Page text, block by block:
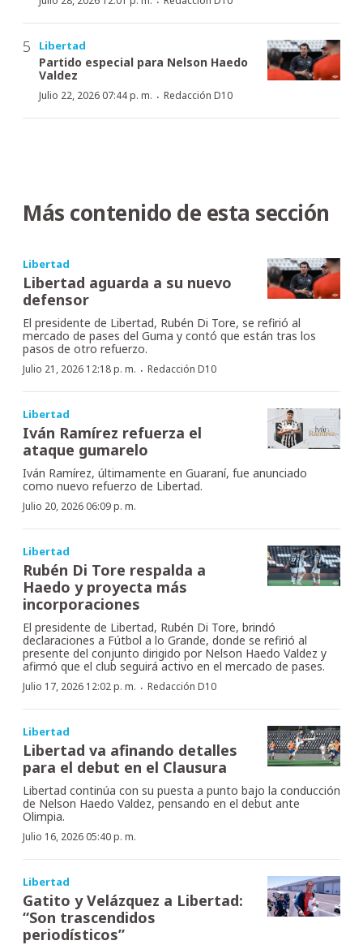
Libertad
Partido especial para Nelson Haedo
Valdez
Julio 22, 2026 07:44 p. m. · Redacción D10
Más contenido de esta sección
Libertad
Libertad aguarda a su nuevo
defensor
El presidente de Libertad, Rubén Di Tore, se refirió al
mercado de pases del Guma y contó que están tras los
pasos de otro refuerzo.
Julio 21, 2026 12:18 p. m. · Redacción D10
Libertad
Iván Ramírez refuerza el
ataque gumarelo
Iván Ramírez, últimamente en Guaraní, fue anunciado
como nuevo refuerzo de Libertad.
Julio 20, 2026 06:09 p. m.
Libertad
Rubén Di Tore respalda a
Haedo y proyecta más
incorporaciones
El presidente de Libertad, Rubén Di Tore, brindó
declaraciones a Fútbol a lo Grande, donde se refirió al
presente del conjunto dirigido por Nelson Haedo Valdez y
afirmó que el club seguirá activo en el mercado de pases.
Julio 17, 2026 12:02 p. m. · Redacción D10
Libertad
Libertad va afinando detalles
para el debut en el Clausura
Libertad continúa con su puesta a punto bajo la conducción
de Nelson Haedo Valdez, pensando en el debut ante
Olimpia.
Julio 16, 2026 05:40 p. m.
Libertad
Gatito y Velázquez a Libertad:
“Son trascendidos
periodísticos”